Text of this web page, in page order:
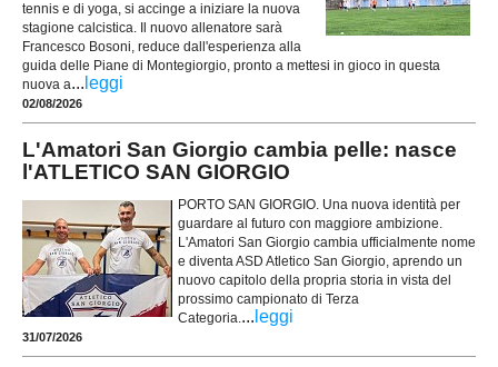
tennis e di yoga, si accinge a iniziare la nuova
stagione calcistica. Il nuovo allenatore sarà
Francesco Bosoni, reduce dall'esperienza alla
guida delle Piane di Montegiorgio, pronto a mettesi in gioco in questa
nuova a... leggi
02/08/2026
L'Amatori San Giorgio cambia pelle: nasce
l'ATLETICO SAN GIORGIO
PORTO SAN GIORGIO. Una nuova identità per
guardare al futuro con maggiore ambizione.
L'Amatori San Giorgio cambia ufficialmente nome
e diventa ASD Atletico San Giorgio, aprendo un
nuovo capitolo della propria storia in vista del
prossimo campionato di Terza
Categoria. ... leggi
31/07/2026